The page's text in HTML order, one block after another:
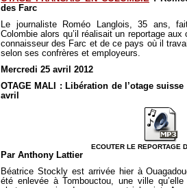
des Farc
Le journaliste Roméo Langlois, 35 ans,
Colombie alors qu’il réalisait un reportage
connaisseur des Farc et de ce pays où il
selon ses confrères et employeurs.
Mercredi 25 avril 2012
OTAGE MALI : Libération de l’otage
avril
ECOUTER LE REPORTAGE
Par Anthony Lattier
Béatrice Stockly est arrivée hier à
été enlevée à Tombouctou, une ville